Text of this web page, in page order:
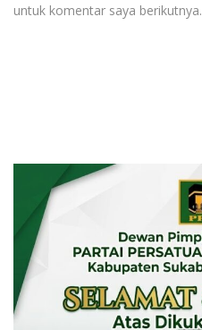
untuk komentar saya berikutnya.